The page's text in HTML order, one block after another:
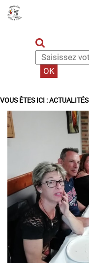
VOUS ÊTES ICI :ACTUALITÉS